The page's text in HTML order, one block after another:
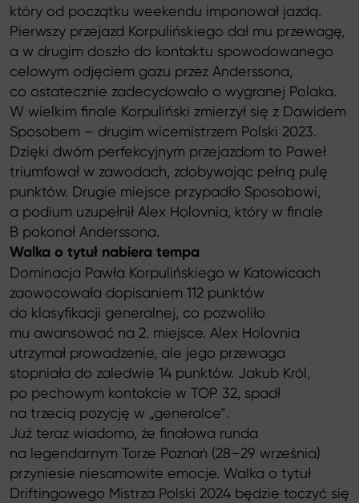
który od początku weekendu imponował jazdą.
Pierwszy przejazd Korpulińskiego dał mu przewagę,
a w drugim doszło do kontaktu spowodowanego
celowym odjęciem gazu przez Anderssona,
co ostatecznie zadecydowało o wygranej Polaka.
W wielkim finale Korpuliński zmierzył się z Dawidem
Sposobem – drugim wicemistrzem Polski 2023.
Dzięki dwóm perfekcyjnym przejazdom to Paweł
triumfował w zawodach, zdobywając pełną pulę
punktów. Drugie miejsce przypadło Sposobowi,
a podium uzupełnił Alex Holovnia, który w finale
B pokonał Anderssona.
Walka o tytuł nabiera tempa
Dominacja Pawła Korpulińskiego w Katowicach
zaowocowała dopisaniem 112 punktów
do klasyfikacji generalnej, co pozwoliło
mu awansować na 2. miejsce. Alex Holovnia
utrzymał prowadzenie, ale jego przewaga
stopniała do zaledwie 14 punktów. Jakub Król,
po pechowym kontakcie w TOP 32, spadł
na trzecią pozycję w „generalce”.
Już teraz wiadomo, że finałowa runda
na legendarnym Torze Poznań (28–29 września)
przyniesie niesamowite emocje. Walka o tytuł
Driftingowego Mistrza Polski 2024 będzie toczyć się